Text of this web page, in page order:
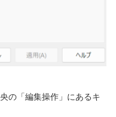
の「編集操作」にあるキ